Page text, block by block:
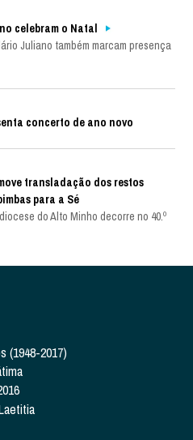
celebram o Natal
Juliano também marcam presença
concerto de ano novo
transladação dos restos
para a Sé
do Alto Minho decorre no 40.º
(1948-2017)